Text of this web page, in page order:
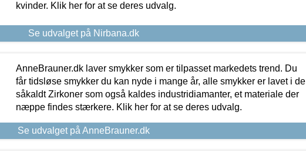
kvinder. Klik her for at se deres udvalg.
Se udvalget på Nirbana.dk
AnneBrauner.dk laver smykker som er tilpasset markedets trend. Du
får tidsløse smykker du kan nyde i mange år, alle smykker er lavet i de
såkaldt Zirkoner som også kaldes industridiamanter, et materiale der
næppe findes stærkere. Klik her for at se deres udvalg.
Se udvalget på AnneBrauner.dk